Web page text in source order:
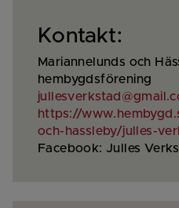
Kontakt:
Mariannelunds och
hembygdsförening
https://
och-hassleby/julles-
Facebook: Julles